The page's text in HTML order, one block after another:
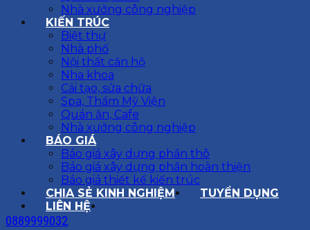
Nhà xưởng công nghiệp
KIẾN TRÚC
Biệt thự
Nhà phố
Nội thất căn hộ
Nha khoa
Cải tạo, sửa chữa
Spa, Thẩm Mỹ Viện
Quán ăn, Cafe
Nhà xưởng công nghiệp
BÁO GIÁ
Báo giá xây dựng phần thô
Báo giá xây dựng phần hoàn thiện
Báo giá thiết kế kiến trúc
CHIA SẺ KINH NGHIỆM
TUYỂN DỤNG
LIÊN HỆ
0889999032